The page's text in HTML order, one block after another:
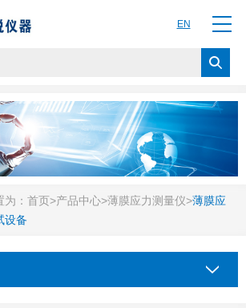
EN
： 首页>产品中心>薄膜应力测量仪>薄膜应
设备